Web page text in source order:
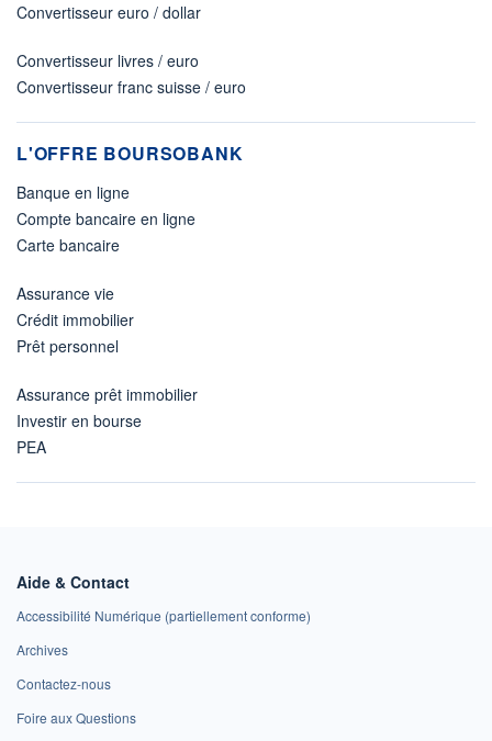
Convertisseur euro / dollar
Convertisseur livres / euro
Convertisseur franc suisse / euro
L'OFFRE BOURSOBANK
Banque en ligne
Compte bancaire en ligne
Carte bancaire
Assurance vie
Crédit immobilier
Prêt personnel
Assurance prêt immobilier
Investir en bourse
PEA
Aide & Contact
Accessibilité Numérique (partiellement conforme)
Archives
Contactez-nous
Foire aux Questions